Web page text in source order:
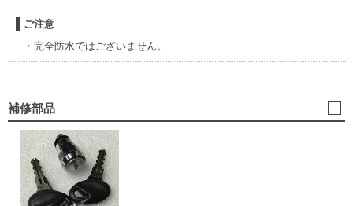
ご注意
・完全防水ではございません。
補修部品